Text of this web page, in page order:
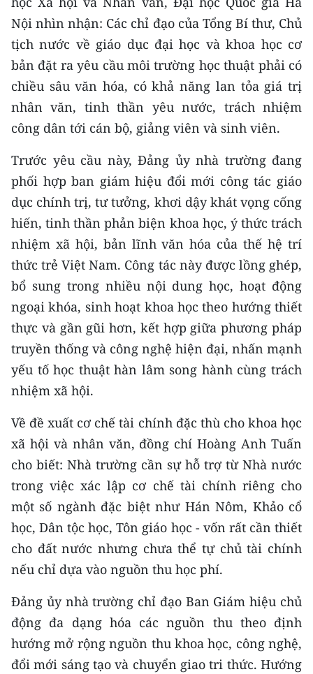
CHUYÊN ĐỀ
CÁC CHUYÊN TRANG
VỀ BÁO NHÂN DÂN
NHÂN DÂN CUỐI TUẦN
NHÂN DÂN HẰNG THÁNG
MUA BÁO
ĐỌC BÁO IN
ENGLISH
中文
FRANÇAIS
РУССКИЙ
ESPAÑOL
한국어
Nội nhìn nhận: Các chỉ đạo của Tổng Bí thư, Chủ
tịch nước về giáo dục đại học và khoa học cơ
bản đặt ra yêu cầu môi trường học thuật phải có
chiều sâu văn hóa, có khả năng lan tỏa giá trị
nhân văn, tinh thần yêu nước, trách nhiệm
công dân tới cán bộ, giảng viên và sinh viên.
Trước yêu cầu này, Đảng ủy nhà trường đang
phối hợp ban giám hiệu đổi mới công tác giáo
dục chính trị, tư tưởng, khơi dậy khát vọng cống
hiến, tinh thần phản biện khoa học, ý thức trách
nhiệm xã hội, bản lĩnh văn hóa của thế hệ trí
thức trẻ Việt Nam. Công tác này được lồng ghép,
bổ sung trong nhiều nội dung học, hoạt động
ngoại khóa, sinh hoạt khoa học theo hướng thiết
thực và gần gũi hơn, kết hợp giữa phương pháp
truyền thống và công nghệ hiện đại, nhấn mạnh
yếu tố học thuật hàn lâm song hành cùng trách
nhiệm xã hội.
Về đề xuất cơ chế tài chính đặc thù cho khoa học
xã hội và nhân văn, đồng chí Hoàng Anh Tuấn
cho biết: Nhà trường cần sự hỗ trợ từ Nhà nước
trong việc xác lập cơ chế tài chính riêng cho
một số ngành đặc biệt như Hán Nôm, Khảo cổ
học, Dân tộc học, Tôn giáo học - vốn rất cần thiết
cho đất nước nhưng chưa thể tự chủ tài chính
nếu chỉ dựa vào nguồn thu học phí.
Đảng ủy nhà trường chỉ đạo Ban Giám hiệu chủ
động đa dạng hóa các nguồn thu theo định
hướng mở rộng nguồn thu khoa học, công nghệ,
đổi mới sáng tạo và chuyển giao tri thức. Hướng